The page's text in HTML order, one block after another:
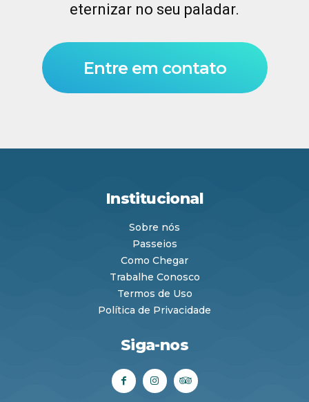
eternizar no seu paladar.
Entre em contato
Institucional
Sobre nós
Passeios
Como Chegar
Trabalhe Conosco
Termos de Uso
Política de Privacidade
Siga-nos